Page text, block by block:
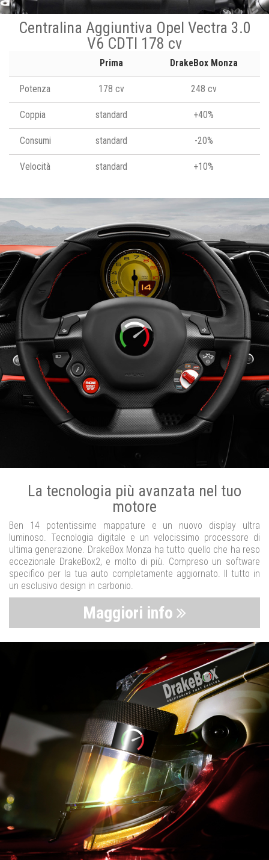
Centralina Aggiuntiva Opel Vectra 3.0
V6 CDTI 178 cv
Prima DrakeBox Monza
Potenza 178 cv 248 cv
Coppia standard +40%
Consumi standard -20%
Velocità standard +10%
La tecnologia più avanzata nel tuo
motore
Ben 14 potentissime mappature e un nuovo display ultra
luminoso. Tecnologia digitale e un velocissimo processore di
ultima generazione. DrakeBox Monza ha tutto quello che ha reso
eccezionale DrakeBox2, e molto di più. Compreso un software
specifico per la tua auto completamente aggiornato. Il tutto in
un esclusivo design in carbonio.
Maggiori info